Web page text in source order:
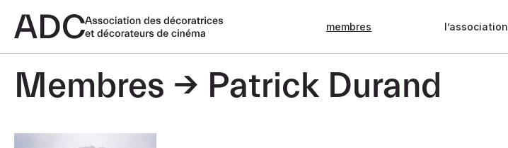
membres l’association
Membres Patrick Durand